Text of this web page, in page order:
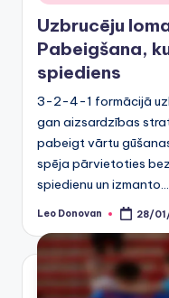
in
Uzbrucēju
Pabeigšana,
spiediens
3-2-4-1 formācijā
gan aizsardzības
pabeigt vārtu
spēja pārvietoties
spiedienu un izmanto…
Posted
Leo Donovan 28/